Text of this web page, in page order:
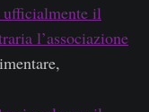
il
l’associazione